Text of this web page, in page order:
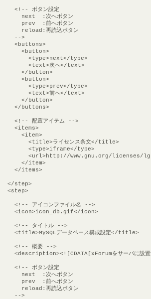
    <!-- ボタン設定
      next  :次へボタン
      prev  :前へボタン
      reload:再読込ボタン
    -->
    <buttons>
      <button>
        <type>next</type>
        <text>次へ</text>
      </button>
      <button>
        <type>prev</type>
        <text>前へ</text>
      </button>
    </buttons>
    <!-- 配置アイテム -->
    <items>
      <item>
        <title>ライセンス条文</title>
        <type>iframe</type>
<url>http://www.gnu.org/licenses/
      </item>
    </items>
  </step>
  <step>
    <!-- アイコンファイル名 -->
    <icon>icon_db.gif</icon>
    <!-- タイトル -->
    <title>MySQLデータベース構成設定</title>
    <!-- 概要 -->
<description><![CDATA[xForumをサーバに設置す
    <!-- ボタン設定
      next  :次へボタン
      prev  :前へボタン
      reload:再読込ボタン
    -->